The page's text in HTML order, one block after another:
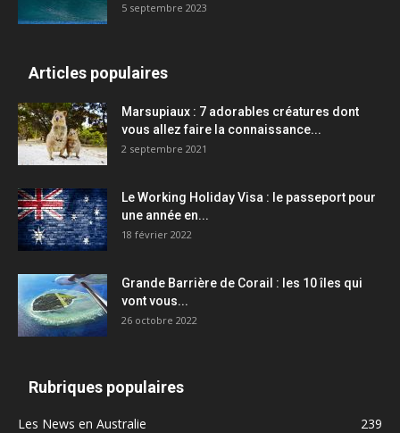
5 septembre 2023
Articles populaires
Marsupiaux : 7 adorables créatures dont
vous allez faire la connaissance...
2 septembre 2021
Le Working Holiday Visa : le passeport pour
une année en...
18 février 2022
Grande Barrière de Corail : les 10 îles qui
vont vous...
26 octobre 2022
Rubriques populaires
Les News en Australie
239